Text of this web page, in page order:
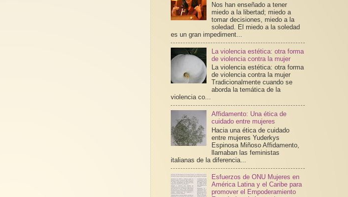
Nos han enseñado a tener
miedo a la libertad; miedo a
tomar decisiones, miedo a la
soledad. El miedo a la soledad
es un gran impediment...
La violencia estética: otra forma
de violencia contra la mujer
La violencia estética: otra forma
de violencia contra la mujer
Tradicionalmente cuando se
aborda la temática de la
violencia co...
Affidamento: Una ética de
cuidado entre mujeres
Hacia una ética de cuidado
entre mujeres Yuderkys
Espinosa Miñoso Affidamento,
llamaban las feministas
italianas de la diferencia...
Esfuerzos de ONU Mujeres en
América Latina y el Caribe para
promover el Empoderamiento